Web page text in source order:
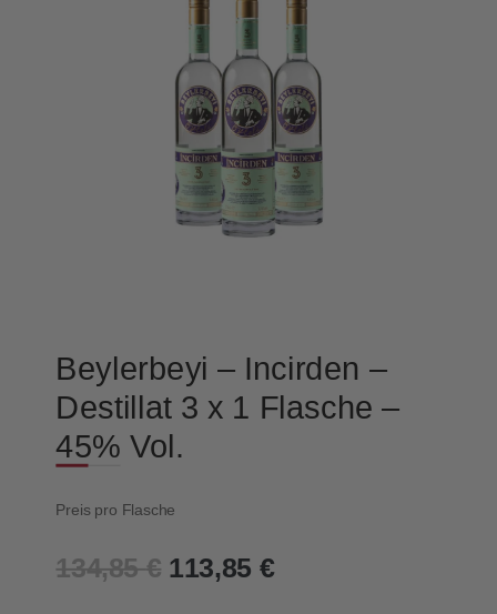
Beylerbeyi – Incirden –
Destillat 3 x 1 Flasche –
45% Vol.
Preis pro Flasche
134,85€ Ursprünglicher
Preis
113,85 €Aktueller